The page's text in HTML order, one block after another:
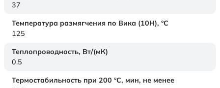
37
Температура размягчения по Вика (10Н), °C
125
Теплопроводность, Вт/(мК)
0.5
Термостабильность при 200 °С, мин, не менее